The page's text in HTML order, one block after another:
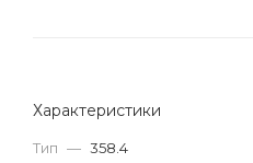
Характеристики
Тип — 358.4